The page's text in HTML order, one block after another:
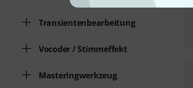
Transientenbearbeitung
Vocoder / Stimmeffekt
Masteringwerkzeug